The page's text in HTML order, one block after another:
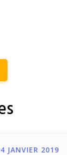
JANVIER 2019